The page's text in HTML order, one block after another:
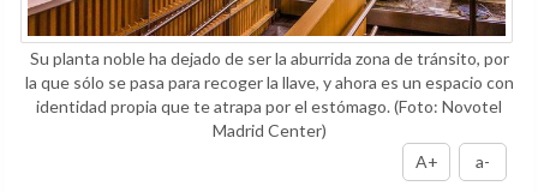
Su planta noble ha dejado de ser la aburrida zona de tránsito, por
la que sólo se pasa para recoger la llave, y ahora es un espacio con
identidad propia que te atrapa por el estómago.(Foto: Novotel
Madrid Center)
A+
a-